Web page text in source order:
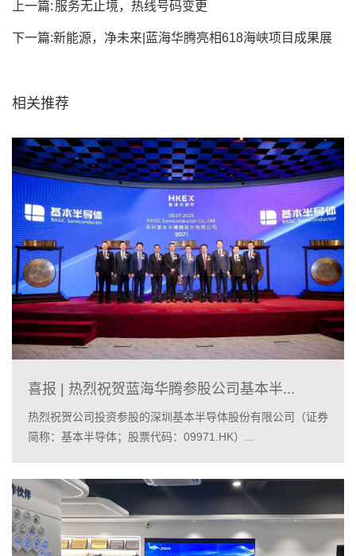
上一篇: 服务无止境，热线号码变更
下一篇:新能源，净未来|蓝海华腾亮相618海峡项目成果展
相关推荐
喜报 | 热烈祝贺蓝海华腾参股公司基本半...
热烈祝贺公司投资参股的深圳基本半导体股份有限公司（证券
简称：基本半导体；股票代码：09971.HK）...